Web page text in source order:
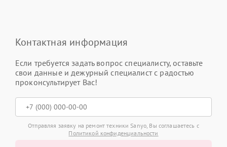
Контактная информация
Если требуется задать вопрос специалисту, оставьте
свои данные и дежурный специалист с радостью
проконсультирует Вас!
Отправляя заявку на ремонт техники Sanyo, Вы соглашаетесь с
Политикой конфиденциальности